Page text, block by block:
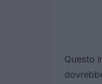
Questo